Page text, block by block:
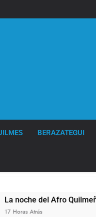
BERAZATEGUI
boxeo de primer